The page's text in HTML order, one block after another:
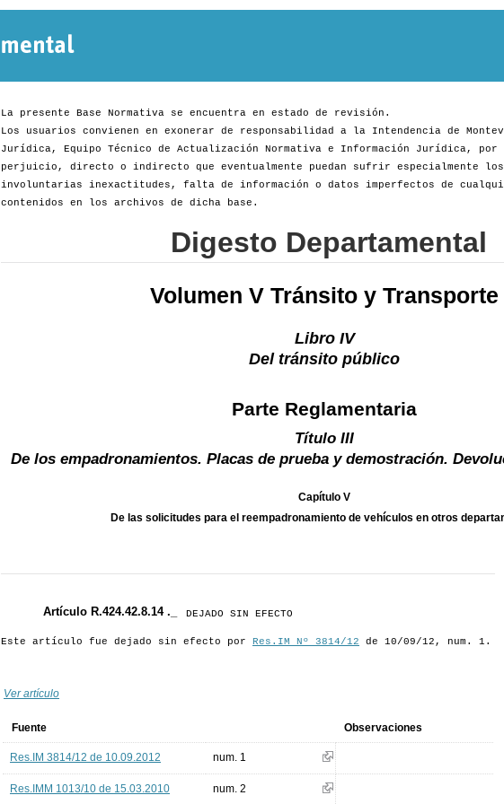
La presente Base Normativa se encuentra en estado de revisión.
Los usuarios convienen en exonerar de responsabilidad a la Intendencia de
Jurídica, Equipo Técnico de Actualización Normativa e Información Jurídica, por
perjuicio, directo o indirecto que eventualmente puedan sufrir especialmente los
involuntarias inexactitudes, falta de información o datos imperfectos de
contenidos en los archivos de dicha base.
Digesto Departamental
Volumen V Tránsito y Transporte
Libro IV
Del tránsito público
Parte Reglamentaria
Título III
De los empadronamientos. Placas de prueba y demostración.
Capítulo V
De las solicitudes para el reempadronamiento de vehículos en otros
Artículo R.424.42.8.14 ._ DEJADO SIN EFECTO
Este artículo fue dejado sin efecto por Res.IM Nº 3814/12 de 10/09/12, num. 1.
Ver artículo
Fuente Observaciones
Res.IM 3814/12 de 10.09.2012 num. 1
Res.IMM 1013/10 de 15.03.2010 num. 2